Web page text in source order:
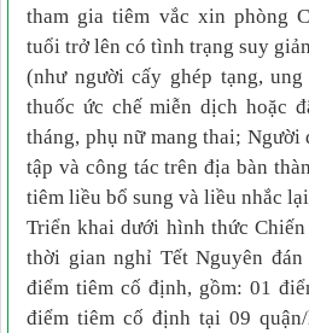
tham gia tiêm vắc xin phòng
tuổi trở lên có tình trạng suy
(như người cấy ghép tạng,
thuốc ức chế miễn dịch hoặc
tháng, phụ nữ mang thai; Người
tập và công tác trên địa bàn
tiêm liều bổ sung và liều nhắc
Triển khai dưới hình thức
thời gian nghỉ Tết Nguyên
điểm tiêm cố định, gồm: 01
điểm tiêm cố định tại 09